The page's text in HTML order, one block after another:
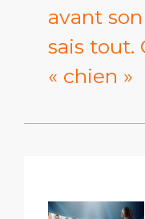
avant
sais tout.
« chien »